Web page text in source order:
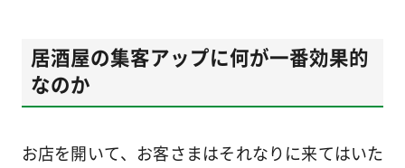
居酒屋の集客アップに何が一番効果的
なのか
お店を開いて、お客さまはそれなりに来てはいた